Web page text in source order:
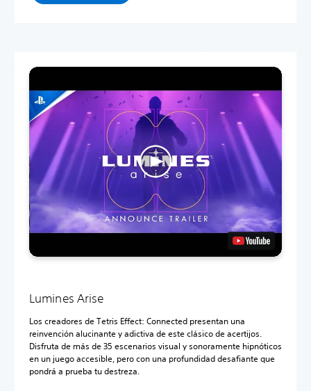
Lumines Arise
Los creadores de Tetris Effect: Connected presentan una
reinvención alucinante y adictiva de este clásico de acertijos.
Disfruta de más de 35 escenarios visual y sonoramente hipnóticos
en un juego accesible, pero con una profundidad desafiante que
pondrá a prueba tu destreza.